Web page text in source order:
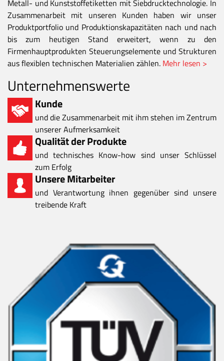
Metall- und Kunststoffetiketten mit Siebdrucktechnologie. In
Zusammenarbeit mit unseren Kunden haben wir unser
Produktportfolio und Produktionskapazitäten nach und nach
bis zum heutigen Stand erweitert, wenn zu den
Firmenhauptprodukten Steuerungselemente und Strukturen
aus flexiblen technischen Materialien zählen. Mehr lesen >
Unternehmenswerte
Kunde
und die Zusammenarbeit mit ihm stehen im Zentrum
unserer Aufmerksamkeit
Qualität der Produkte
und technisches Know-how sind unser Schlüssel
zum Erfolg
Unsere Mitarbeiter
und Verantwortung ihnen gegenüber sind unsere
treibende Kraft